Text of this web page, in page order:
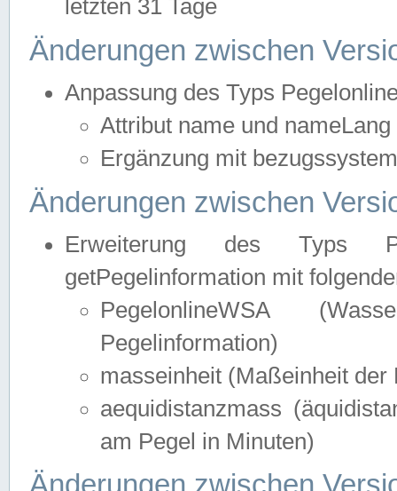
letzten 31 Tage
Änderungen zwischen
Anpassung des Typs
Attribut name und
Ergänzung mit
Änderungen zwischen
Erweiterung des Typs
getPegelinformation mit
PegelonlineWSA
Pegelinformation)
masseinheit (Maßeinheit der
aequidistanzmass
am Pegel in Minuten)